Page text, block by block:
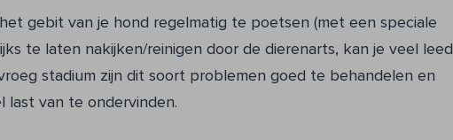
gebit van je hond regelmatig te poetsen (met een speciale
te laten nakijken/reinigen door de dierenarts, kan je veel leed
stadium zijn dit soort problemen goed te behandelen en
van te ondervinden.